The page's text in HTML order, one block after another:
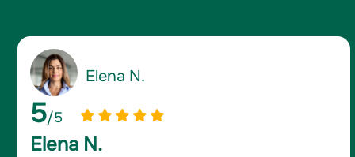
Elena N.
5/5
Elena N.